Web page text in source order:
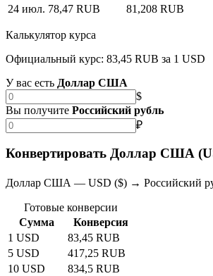
24 июл. 78,47 RUB 81,208 RUB
Калькулятор курса
Официальный курс: 83,45 RUB за 1 USD
У вас есть Доллар США
$
Вы получите Российский рубль
₽
Конвертировать Доллар США
Доллар США — USD ($) → Российский
Готовые конверсии
Сумма
Конверсия
1 USD
83,45 RUB
5 USD
417,25 RUB
10 USD
834,5 RUB